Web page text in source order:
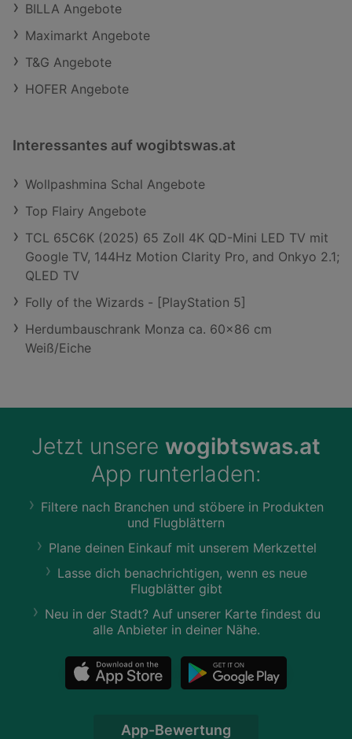
BILLA Angebote
Maximarkt Angebote
T&G Angebote
HOFER Angebote
Interessantes auf wogibtswas.at
Wollpashmina Schal Angebote
Top Flairy Angebote
TCL 65C6K (2025) 65 Zoll 4K QD-Mini LED TV mit
Google TV, 144Hz Motion Clarity Pro, and Onkyo 2.1;
QLED TV
Folly of the Wizards - [PlayStation 5]
Herdumbauschrank Monza ca. 60x86 cm
Weiß/Eiche
Jetzt unsere wogibtswas.at
App runterladen:
Filtere nach Branchen und stöbere in Produkten
und Flugblättern
Plane deinen Einkauf mit unserem Merkzettel
Lasse dich benachrichtigen, wenn es neue
Flugblätter gibt
Neu in der Stadt? Auf unserer Karte findest du
alle Anbieter in deiner Nähe.
App-Bewertung